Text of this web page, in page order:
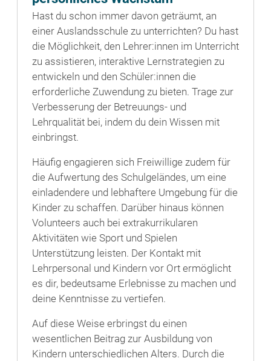
Hast du schon immer davon geträumt, an
einer Auslandsschule zu unterrichten? Du hast
die Möglichkeit, den Lehrer:innen im Unterricht
zu assistieren, interaktive Lernstrategien zu
entwickeln und den Schüler:innen die
erforderliche Zuwendung zu bieten. Trage zur
Verbesserung der Betreuungs- und
Lehrqualität bei, indem du dein Wissen mit
einbringst.
Häufig engagieren sich Freiwillige zudem für
die Aufwertung des Schulgeländes, um eine
einladendere und lebhaftere Umgebung für die
Kinder zu schaffen. Darüber hinaus können
Volunteers auch bei extrakurrikularen
Aktivitäten wie Sport und Spielen
Unterstützung leisten. Der Kontakt mit
Lehrpersonal und Kindern vor Ort ermöglicht
es dir, bedeutsame Erlebnisse zu machen und
deine Kenntnisse zu vertiefen.
Auf diese Weise erbringst du einen
wesentlichen Beitrag zur Ausbildung von
Kindern unterschiedlichen Alters. Durch die